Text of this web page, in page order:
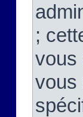
;
vous
vous